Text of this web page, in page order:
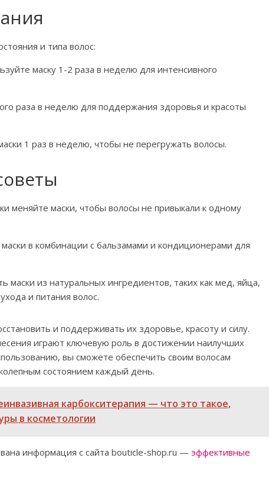
и типа волос:
маску 1-2 раза в неделю для интенсивного
раза в неделю для поддержания здоровья и красоты
1 раз в неделю, чтобы не перегружать волосы.
меняйте маски, чтобы волосы не привыкали к одному
в комбинации с бальзамами и кондиционерами для
маски из натуральных ингредиентов, таких как мед, яйца,
и питания волос.
и поддерживать их здоровье, красоту и силу.
играют ключевую роль в достижении наилучших
вы сможете обеспечить своим волосам
состоянием каждый день.
карбокситерапия — что это такое,
в косметологии
информация с сайта bouticle-shop.ru — эффективные